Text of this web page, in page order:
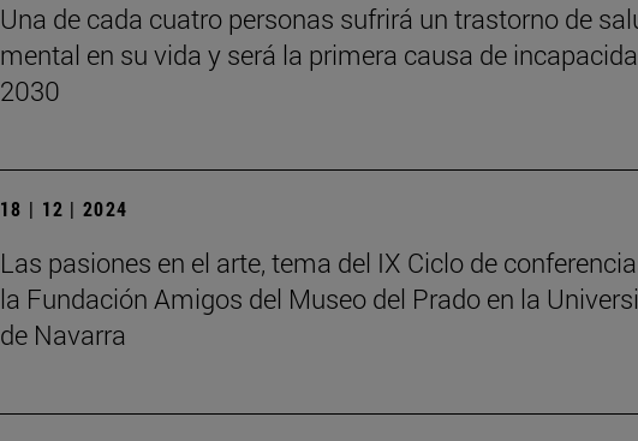
Una de cada cuatro personas sufrirá un trastorno de
mental en su vida y será la primera causa de
2030
18 | 12 | 2024
Las pasiones en el arte, tema del IX Ciclo de
la Fundación Amigos del Museo del Prado en la
de Navarra